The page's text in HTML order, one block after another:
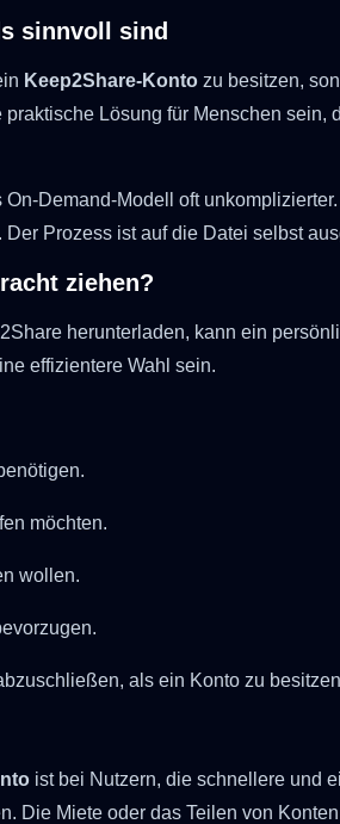
sinnvoll sind
Keep2Share-Konto zu besitzen,
Lösung für Menschen
On-Demand-Modell oft
Prozess ist auf die Datei selbst
ziehen?
herunterladen, kann ein
effizientere Wahl sein.
möchten.
wollen.
als ein Konto zu
ist bei Nutzern, die schnellere und
Die Miete oder das Teilen von